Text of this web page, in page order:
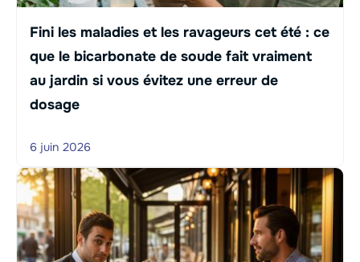
Fini les maladies et les ravageurs cet été : ce
que le bicarbonate de soude fait vraiment
au jardin si vous évitez une erreur de
dosage
6 juin 2026